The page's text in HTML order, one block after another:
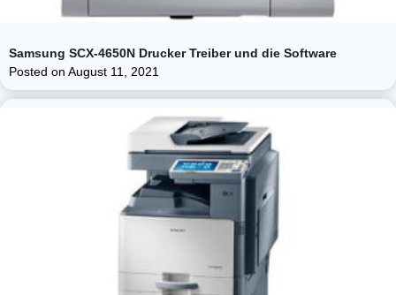
Samsung SCX-4650N Drucker Treiber und die Software
Posted on August 11, 2021